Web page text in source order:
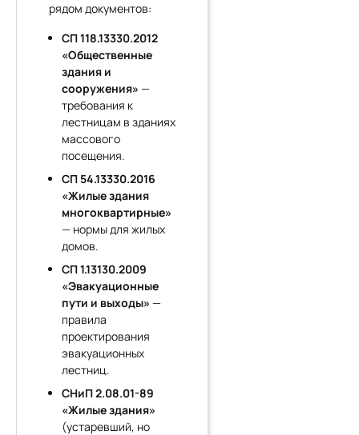
рядом документов:
СП 118.13330.2012
«Общественные
здания и
сооружения» —
требования к
лестницам в зданиях
массового
посещения.
СП 54.13330.2016
«Жилые здания
многоквартирные»
— нормы для жилых
домов.
СП 1.13130.2009
«Эвакуационные
пути и выходы» —
правила
проектирования
эвакуационных
лестниц.
СНиП 2.08.01-89
«Жилые здания»
(устаревший, но